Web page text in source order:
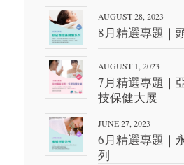
AUGUST 28, 2023
8月精選專題｜
AUGUST 1, 2023
7月精選專題｜
技保健大展
JUNE 27, 2023
6月精選專題｜
列